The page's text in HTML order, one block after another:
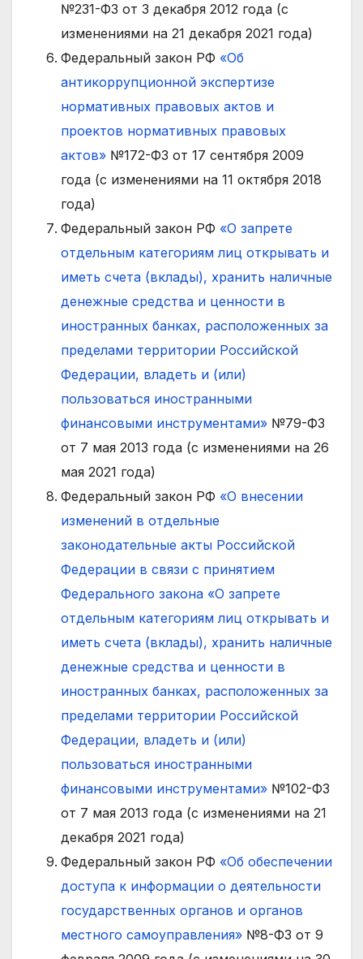
№231-ФЗ от 3 декабря 2012 года (с
изменениями на 21 декабря 2021 года)
Федеральный закон РФ «Об
антикоррупционной экспертизе
нормативных правовых актов и
проектов нормативных правовых
актов» №172-ФЗ от 17 сентября 2009
года (с изменениями на 11 октября 2018
года)
Федеральный закон РФ «О запрете
отдельным категориям лиц открывать и
иметь счета (вклады), хранить наличные
денежные средства и ценности в
иностранных банках, расположенных за
пределами территории Российской
Федерации, владеть и (или)
пользоваться иностранными
финансовыми инструментами» №79-ФЗ
от 7 мая 2013 года (с изменениями на 26
мая 2021 года)
Федеральный закон РФ «О внесении
изменений в отдельные
законодательные акты Российской
Федерации в связи с принятием
Федерального закона «О запрете
отдельным категориям лиц открывать и
иметь счета (вклады), хранить наличные
денежные средства и ценности в
иностранных банках, расположенных за
пределами территории Российской
Федерации, владеть и (или)
пользоваться иностранными
финансовыми инструментами» №102-ФЗ
от 7 мая 2013 года (с изменениями на 21
декабря 2021 года)
Федеральный закон РФ «Об обеспечении
доступа к информации о деятельности
государственных органов и органов
местного самоуправления» №8-ФЗ от 9